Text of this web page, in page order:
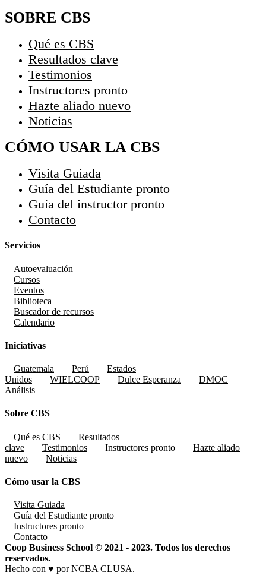
SOBRE CBS
Qué es CBS
Resultados clave
Testimonios
Instructores pronto
Hazte aliado nuevo
Noticias
CÓMO USAR LA CBS
Visita Guiada
Guía del Estudiante pronto
Guía del instructor pronto
Contacto
Servicios
Autoevaluación
Cursos
Eventos
Biblioteca
Buscador de recursos
Calendario
Iniciativas
Guatemala Perú
Estados
Unidos
WIELCOOP Dulce Esperanza
DMOC
Análisis
Sobre CBS
Qué es CBS
Resultados
clave
Testimonios Instructores pronto
Hazte aliado
nuevo
Noticias
Cómo usar la CBS
Visita Guiada
Guía del Estudiante pronto
Instructores pronto
Contacto
Coop Business School © 2021 - 2023. Todos los derechos
reservados.
Hecho con ♥ por NCBA CLUSA.